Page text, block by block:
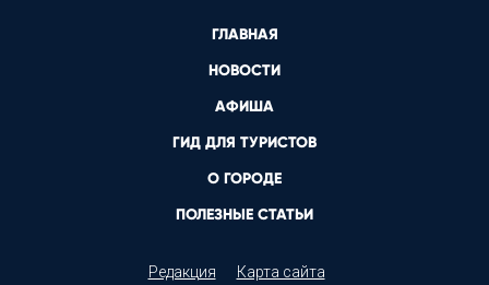
ГЛАВНАЯ
НОВОСТИ
АФИША
ГИД ДЛЯ ТУРИСТОВ
О ГОРОДЕ
ПОЛЕЗНЫЕ СТАТЬИ
Редакция Карта сайта